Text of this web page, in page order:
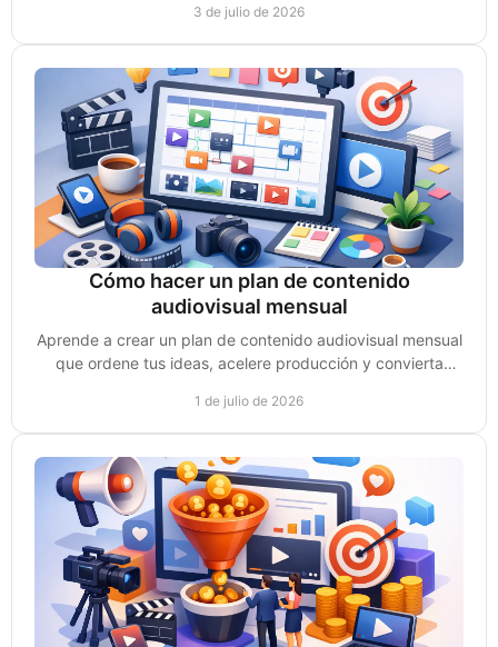
3 de julio de 2026
Cómo hacer un plan de contenido
audiovisual mensual
Aprende a crear un plan de contenido audiovisual mensual
que ordene tus ideas, acelere producción y convierta
1 de julio de 2026